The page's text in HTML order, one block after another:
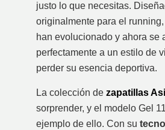
justo lo que necesitas.
originalmente para el
han evolucionado y ahora se
perfectamente a un estilo de
perder su esencia deportiva.
La colección de zapatillas
sorprender, y el modelo Gel
ejemplo de ello. Con su